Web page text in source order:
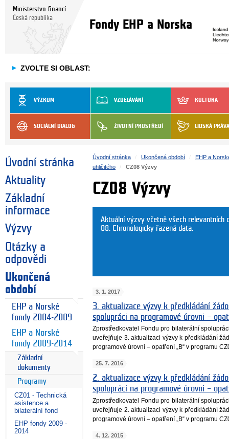
Ministerstvo financí
Česká republika
Fondy EHP a Norska
► ZVOLTE SI OBLAST:
VÝZKUM VZDĚLÁVÁNÍ KULTURA
SOCIÁLNÍ DIALOG ŽIVOTNÍ PROSTŘEDÍ LIDSKÁ PRÁVA
Úvodní stránka
Aktuality
Základní
informace
Výzvy
Otázky a
odpovědi
Ukončená
období
EHP a Norské
fondy 2004-2009
EHP a Norské
fondy 2009-2014
Základní
dokumenty
Programy
CZ01 - Technická
asistence a
bilaterální fond
EHP fondy 2009 -
2014
Úvodní stránka Ukončená období
EHP a
uhličitého
CZ08 Výzvy
CZ08 Výzvy
Aktuální výzvy včetně všech relevantních
08. Chronologicky řazená data.
3. 1. 2017
3. aktualizace výzvy k předkládání
spolupráci na programové úrovni –
Zprostředkovatel Fondu pro bilaterální
uveřejňuje 3. aktualizaci výzvy k předkládání
programové úrovni – opatření „B“ v programu
25. 7. 2016
2. aktualizace výzvy k předkládání
spolupráci na programové úrovni –
Zprostředkovatel Fondu pro bilaterální
uveřejňuje 2. aktualizaci výzvy k předkládání
programové úrovni – opatření „B“ v programu
4. 12. 2015